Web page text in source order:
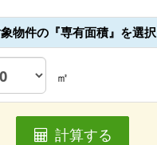
物件の『専有面積』を選択
㎡
計算する